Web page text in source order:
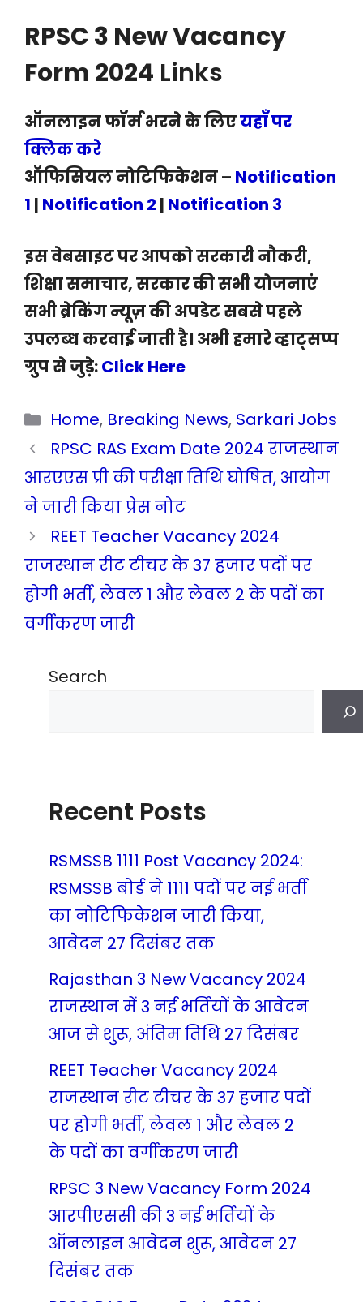
RPSC 3 New Vacancy
Form 2024 Links
ऑनलाइन फॉर्म भरने के लिएयहाँ पर
क्लिक करे
ऑफिसियल नोटिफिकेशन – Notification
1 | Notification 2 | Notification 3
इस वेबसाइट पर आपको सरकारी नौकरी,
शिक्षा समाचार, सरकार की सभी योजनाएं
सभी ब्रेकिंग न्यूज़ की अपडेट सबसे पहले
उपलब्ध करवाई जाती है। अभी हमारे व्हाट्सप्प
ग्रुप से जुड़े:Click Here
Categories
Home, Breaking News, Sarkari Jobs
RPSC RAS Exam Date 2024 राजस्थान
आरएएस प्री की परीक्षा तिथि घोषित, आयोग
ने जारी किया प्रेस नोट
REET Teacher Vacancy 2024
राजस्थान रीट टीचर के 37 हजार पदों पर
होगी भर्ती, लेवल 1 और लेवल 2 के पदों का
वर्गीकरण जारी
Search
Recent Posts
RSMSSB 1111 Post Vacancy 2024:
RSMSSB बोर्ड ने 1111 पदों पर नई भर्ती
का नोटिफिकेशन जारी किया,
आवेदन 27 दिसंबर तक
Rajasthan 3 New Vacancy 2024
राजस्थान में 3 नई भर्तियों के आवेदन
आज से शुरू, अंतिम तिथि 27 दिसंबर
REET Teacher Vacancy 2024
राजस्थान रीट टीचर के 37 हजार पदों
पर होगी भर्ती, लेवल 1 और लेवल 2
के पदों का वर्गीकरण जारी
RPSC 3 New Vacancy Form 2024
आरपीएससी की 3 नई भर्तियों के
ऑनलाइन आवेदन शुरू, आवेदन 27
दिसंबर तक